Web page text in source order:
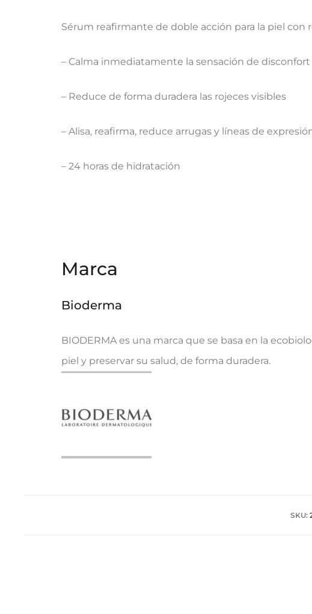
Sérum reafirmante de doble acción para la piel con
– Calma inmediatamente la sensación de
– Reduce de forma duradera las rojeces visibles
– Alisa, reafirma, reduce arrugas y líneas de
– 24 horas de hidratación
Marca
Bioderma
BIODERMA es una marca que se basa en la
piel y preservar su salud, de forma duradera.
SKU: